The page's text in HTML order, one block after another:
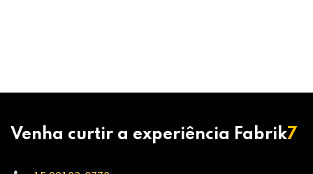
Venha curtir a experiência Fabrik7